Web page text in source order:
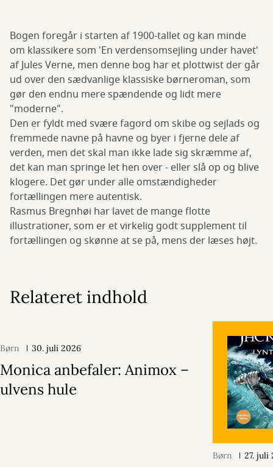
Bogen foregår i starten af 1900-tallet og kan minde
om klassikere som 'En verdensomsejling under havet'
af Jules Verne, men denne bog har et plottwist der går
ud over den sædvanlige klassiske børneroman, som
gør den endnu mere spændende og lidt mere
"moderne".
Den er fyldt med svære fagord om skibe og sejlads og
fremmede navne på havne og byer i fjerne dele af
verden, men det skal man ikke lade sig skræmme af,
det kan man springe let hen over - eller slå op og blive
klogere. Det gør under alle omstændigheder
fortællingen mere autentisk.
Rasmus Bregnhøi har lavet de mange flotte
illustrationer, som er et virkelig godt supplement til
fortællingen og skønne at se på, mens der læses højt.
Relateret indhold
Børn 30. juli 2026
Monica anbefaler: Animox –
ulvens hule
Børn 27. juli